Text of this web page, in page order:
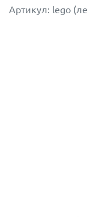
Так как
установить
Лица у
выражение -
имеют две
В набор Lego
Уилма
Дом в сборе
Артикул: lego